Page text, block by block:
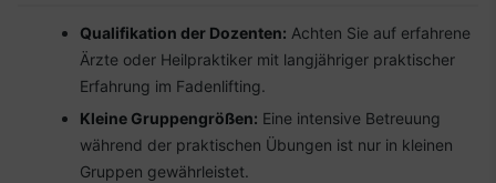
Qualifikation der Dozenten: Achten Sie auf erfahrene
Ärzte oder Heilpraktiker mit langjähriger praktischer
Erfahrung im Fadenlifting.
Kleine Gruppengrößen: Eine intensive Betreuung
während der praktischen Übungen ist nur in kleinen
Gruppen gewährleistet.